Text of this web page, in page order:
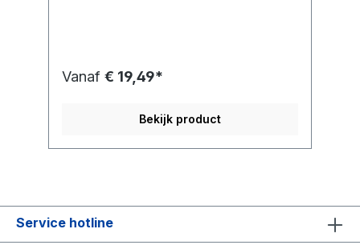
Vanaf € 19,49*
Bekijk product
Service hotline